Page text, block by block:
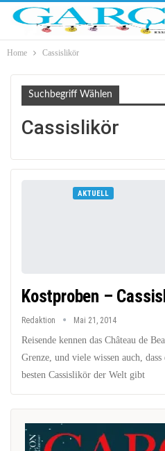
Home Cassislikör
Suchbegriff Wählen
Cassislikör
AKTUELL
Kostproben –
Redaktion Mai 21, 2014
Reisende kennen das Château de
Grenze, und viele wissen auch,
besten Cassislikör der Welt gibt